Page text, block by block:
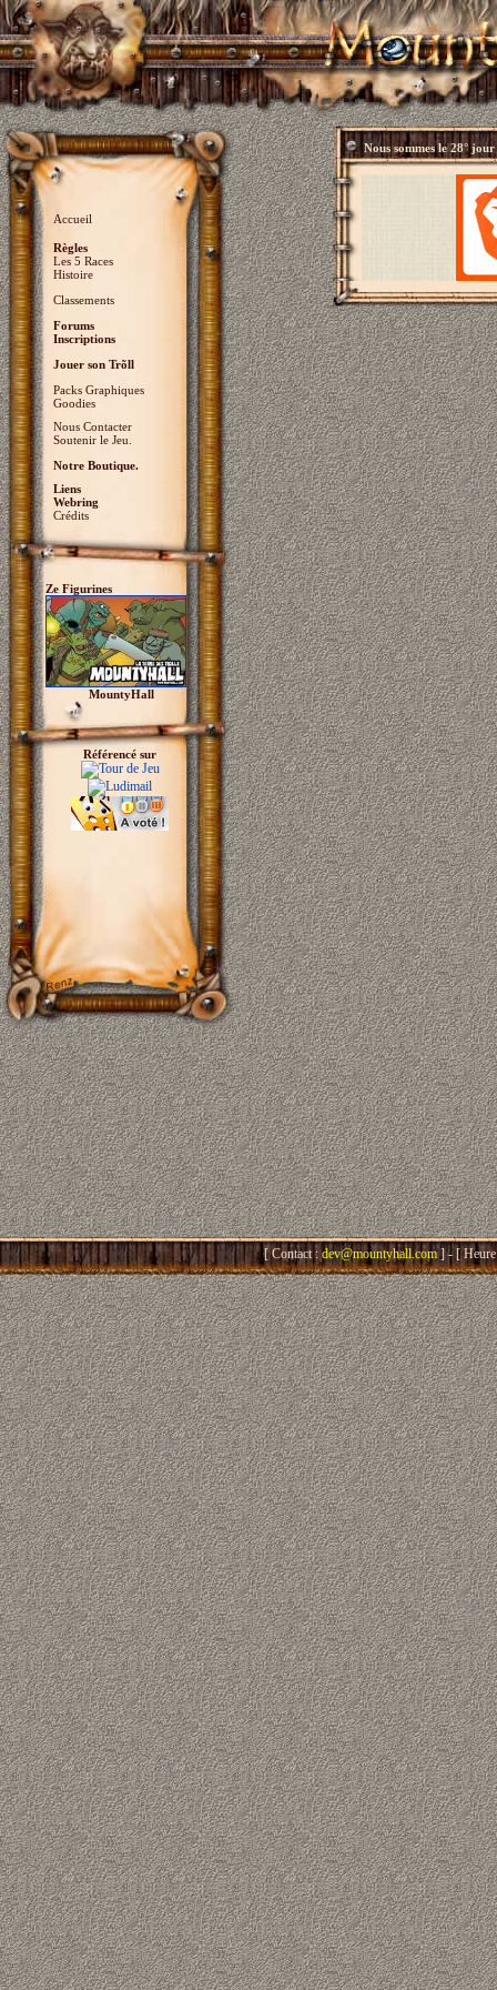
Accueil
Règles
Les 5 Races
Histoire
Classements
Forums
Inscriptions
Jouer son Trõll
Packs Graphiques
Goodies
Nous Contacter
Soutenir le Jeu.
Notre Boutique.
Liens
Webring
Crédits
Ze Figurines
MountyHall
Référencé sur
Nous sommes le28° jour
[ Contact : dev@mountyhall.com] - [ Heure